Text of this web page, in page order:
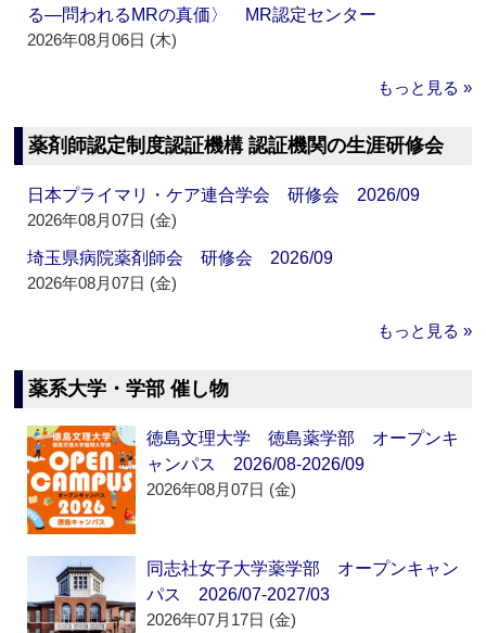
る―問われるMRの真価〉 MR認定センター
2026年08月06日 (木)
もっと見る »
薬剤師認定制度認証機構 認証機関の生涯研修会
日本プライマリ・ケア連合学会 研修会 2026/09
2026年08月07日 (金)
埼玉県病院薬剤師会 研修会 2026/09
2026年08月07日 (金)
もっと見る »
薬系大学・学部 催し物
徳島文理大学 徳島薬学部 オープンキ
ャンパス 2026/08-2026/09
2026年08月07日 (金)
同志社女子大学薬学部 オープンキャン
パス 2026/07-2027/03
2026年07月17日 (金)